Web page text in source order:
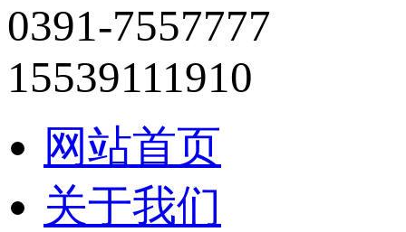
0391-7557777
15539111910
网站首页
关于我们